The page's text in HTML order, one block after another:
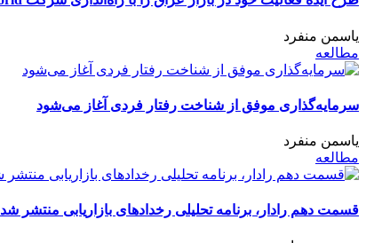
یاسمن منفرد
مطالعه
سرمایه‌گذاری موفق از شناخت رفتار فردی آغاز می‌شود
یاسمن منفرد
مطالعه
قسمت دهم رادار، برنامه تحلیلی رخدادهای بازاریابی منتشر شد